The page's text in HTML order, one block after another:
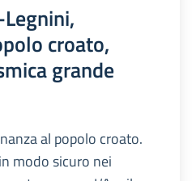
croato,
grande
al popolo croato.
modo sicuro nei